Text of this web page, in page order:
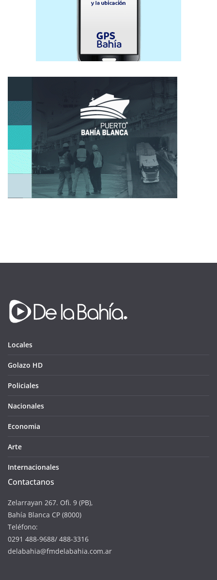
Locales
Golazo HD
Policiales
Nacionales
Economia
Arte
Internacionales
Contactanos
Zelarrayan 267. Ofi. 9 (PB),
Bahía Blanca CP (8000)
Teléfono:
0291 488-9688/ 488-3316
delabahia@fmdelabahia.com.ar